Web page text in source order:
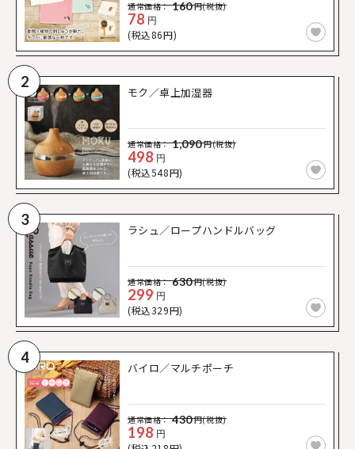
通常価格： 160円(税抜)
78 円
(税込86円)
2
モク／卓上加湿器
通常価格： 1,090円(税抜)
498 円
(税込548円)
3
ラシュ／ロープハンドルバッグ
通常価格： 630円(税抜)
299 円
(税込329円)
4
バイロ／マルチポーチ
通常価格： 430円(税抜)
198 円